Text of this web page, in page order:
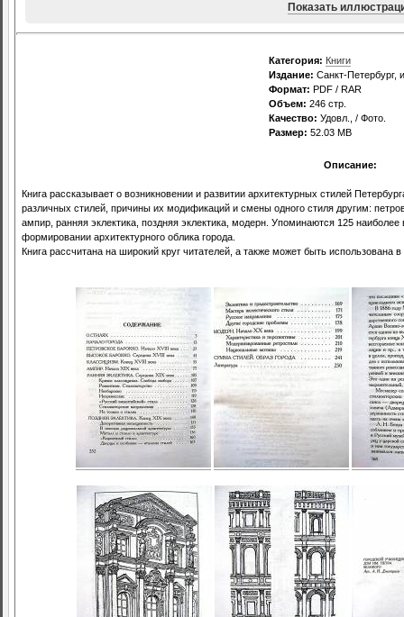
Показать
Категория: Книги
Издание: Санкт-Петербург,
Формат: PDF / RAR
Объем: 246 стр.
Качество: Удовл., / Фото.
Размер: 52.03 MB
Описание:
Книга рассказывает о возникновении и развитии архитектурных стилей
различных стилей, причины их модификаций и смены одного стиля другим:
ампир, ранняя эклектика, поздняя эклектика, модерн. Упоминаются 125
формировании архитектурного облика города.
Книга рассчитана на широкий круг читателей, а также может быть использована